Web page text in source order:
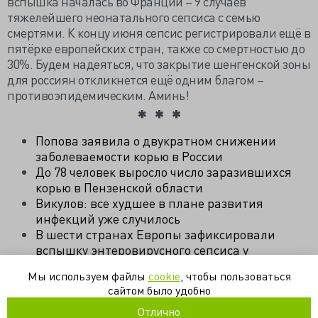
тяжелейшего неонатального сепсиса с семью
смертями. К концу июня сепсис регистрировали ещё в
пятёрке европейских стран, также со смертностью до
30%. Будем надеяться, что закрытие шенгенской зоны
для россиян откликнется ещё одним благом –
противоэпидемическим. Аминь!
Попова заявила о двукратном снижении
заболеваемости корью в России
До 78 человек выросло число заразившихся
корью в Пензенской области
Викулов: все худшее в плане развития
инфекций уже случилось
В шести странах Европы зафиксировали
вспышку энтеровирусного сепсиса у
коклюш
Мы используем файлы cookie , чтобы пользоваться
сайтом было удобно
Отлично